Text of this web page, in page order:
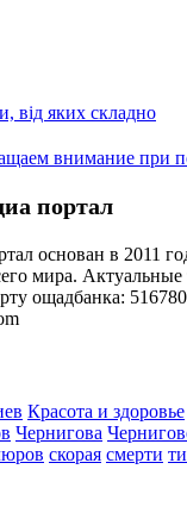
від яких складно
внимание при
портал
основан в 2011
мира.
ощадбанка:
Красота и здоровье
Чернигова
скорая смерти